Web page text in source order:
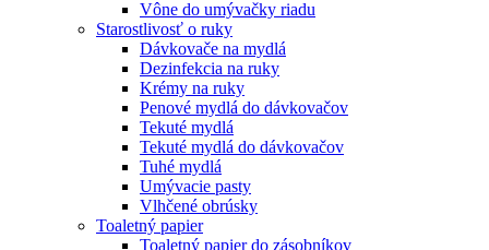
Vône do umývačky riadu
Starostlivosť o ruky
Dávkovače na mydlá
Dezinfekcia na ruky
Krémy na ruky
Penové mydlá do dávkovačov
Tekuté mydlá
Tekuté mydlá do dávkovačov
Tuhé mydlá
Umývacie pasty
Vlhčené obrúsky
Toaletný papier
Toaletný papier do zásobníkov